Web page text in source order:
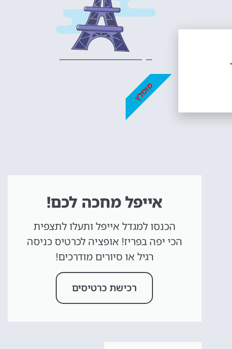
אייפל מחכה לכם!
הכנסו למגדל אייפל ותעלו לתצפית
הכי יפה בפריז! אופציה לכרטיס כניסה
רגיל או סיורים מודרכים!
רכישת כרטיסים
מומלץ